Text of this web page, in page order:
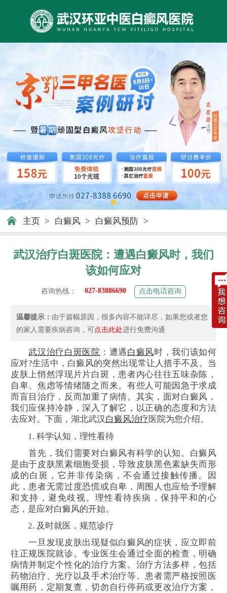
主页 > 白癜风 > 白癜风预防 >
武汉治疗白斑医院：遭遇白癜风时，我们
该如何应对
咨询热线： 027-83886690 点击电话咨询
温馨提示： 由于篇幅原因，很多内容不能详尽，如果您或者您
的家人需要疾病咨询，可点击此处进行免费沟通
武汉治疗白斑医院 ：遭遇白癜风时，我们该如何
应对?生活中，白癜风的突然出现常让人措手不及。当
皮肤上悄然浮现片片白斑，患者内心往往五味杂陈，
自卑、焦虑等情绪随之而来。有些人可能因急于求成
而盲目治疗，反而加重了病情。其实，面对白癜风，
我们应保持冷静，深入了解它，以正确的态度和方法
去应对。下面，湖北武汉白癜风治疗 医院为您介绍。
1. 科学认知，理性看待
首先，我们需要对白癜风有科学的认知。白癜风
是由于皮肤黑素细胞受损，导致皮肤黑色素缺失而形
成的白斑，它并非传染病，不会通过接触传播。因
此，患者无需过度恐慌或自卑，周围人也应给予理解
和支持，避免歧视。理性看待疾病，保持平和的心
态，是应对白癜风的开始。
2. 及时就医，规范诊疗
一旦发现皮肤出现疑似白癜风的症状，应立即前
往正规医院就诊。专业医生会通过全面的检查，明确
病情并制定个性化的治疗方案。治疗方法多样，包括
药物治疗、光疗以及手术治疗等。患者需严格按照医
嘱用药，定期复查，切勿自行停药或更改治疗方案，